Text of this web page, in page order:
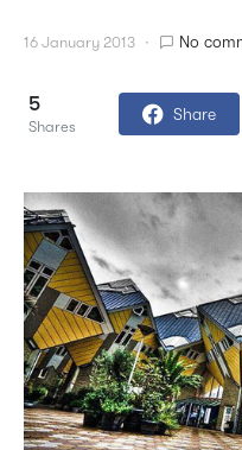
16 January 2013 No
5
Shares
Share